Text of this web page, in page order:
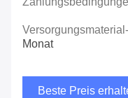
Monat
Beste Preis